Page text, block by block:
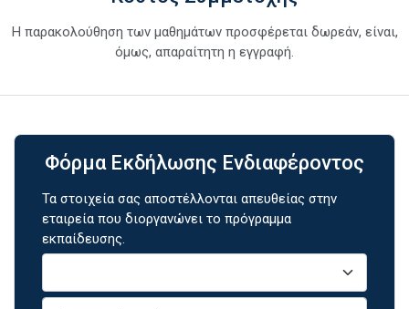
Η παρακολούθηση των μαθημάτων προσφέρεται δωρεάν, είναι,
όμως, απαραίτητη η εγγραφή.
Φόρμα Εκδήλωσης Ενδιαφέροντος
Τα στοιχεία σας αποστέλλονται απευθείας στην
εταιρεία που διοργανώνει το πρόγραμμα
εκπαίδευσης.